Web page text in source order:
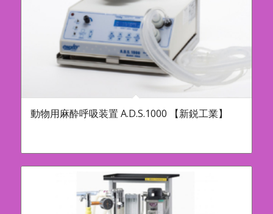
動物用麻酔呼吸装置 A.D.S.1000 【新鋭工業】